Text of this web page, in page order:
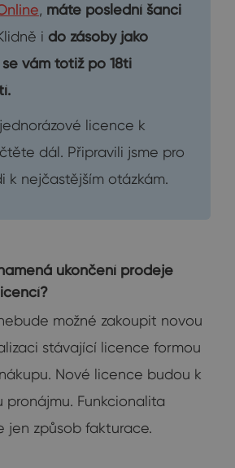
, máte poslední šanci
i do zásoby jako
vám totiž po 18ti
licence k
dál. Připravili jsme pro
k nejčastějším otázkám.
ukončení prodeje
možné zakoupit novou
stávající licence formou
Nové licence budou k
pronájmu. Funkcionalita
jen způsob fakturace.